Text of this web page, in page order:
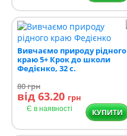
Вивчаємо природу рідного
краю 5+ Крок до школи
Федієнко, 32 с.
80грн
від 63.20 грн
Є в наявності КУПИТИ